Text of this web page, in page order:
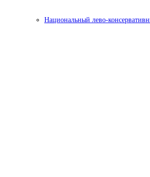
Национальный лево-